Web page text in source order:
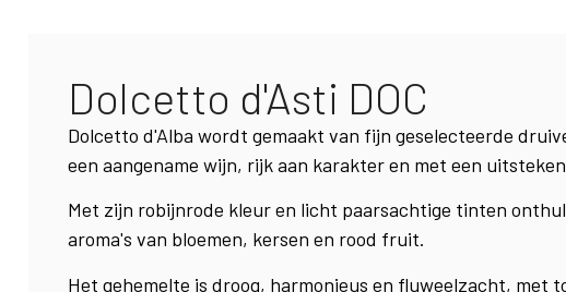
Dolcetto d'Asti DOC
Dolcetto d'Alba wordt gemaakt van fijn geselecteerde
een aangename wijn, rijk aan karakter en met een
Met zijn robijnrode kleur en licht paarsachtige tinten
aroma's van bloemen, kersen en rood fruit.
Het gehemelte is droog, harmonieus en fluweelzacht, met